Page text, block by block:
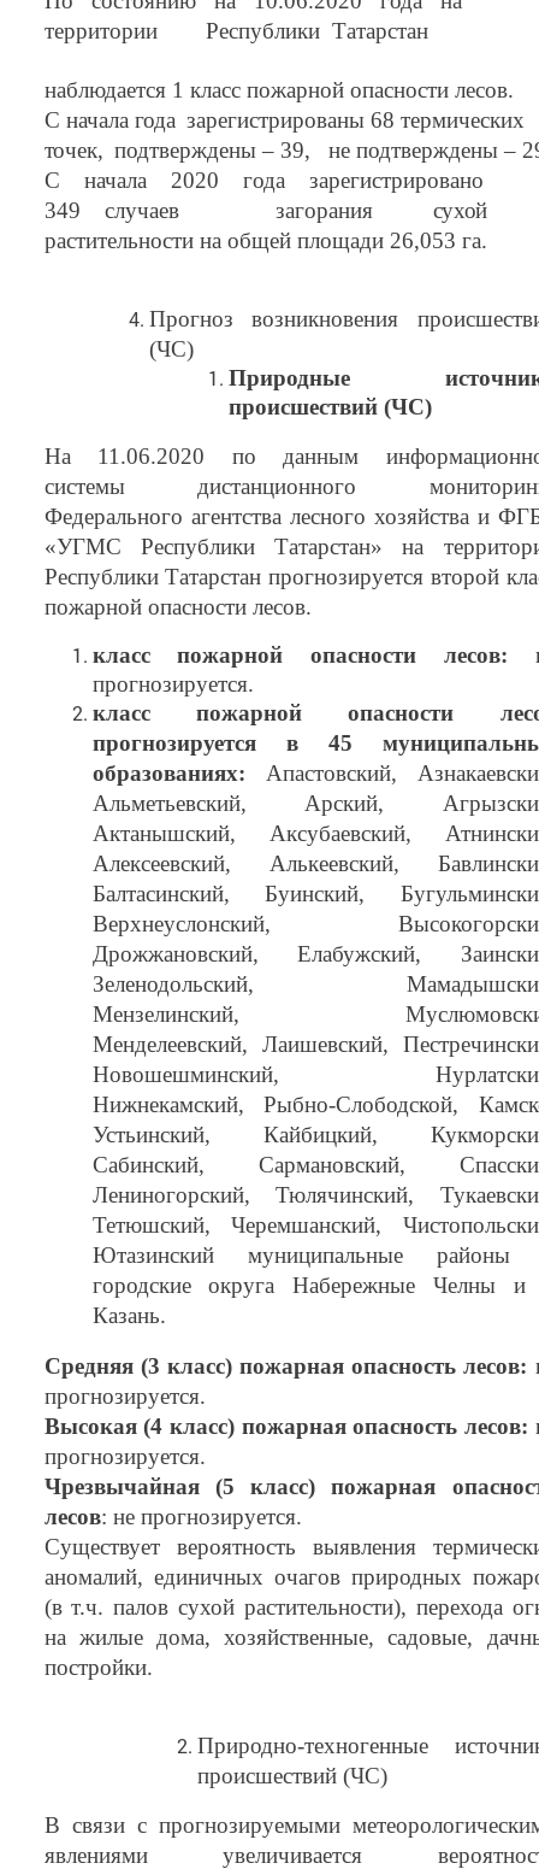
территории Республики Татарстан
наблюдается 1 класс пожарной опасности лесов.
С начала года зарегистрированы 68 термических
точек, подтверждены – 39, не подтверждены –
С начала 2020 года зарегистрировано
349 случаев загорания сухой
растительности на общей площади 26,053 га.
Прогноз возникновения
(ЧС)
Природные
происшествий (ЧС)
На 11.06.2020 по данным
системы дистанционного
Федерального агентства лесного хозяйства и
«УГМС Республики Татарстан» на
Республики Татарстан прогнозируется второй
пожарной опасности лесов.
класс пожарной опасности лесов:
прогнозируется.
класс пожарной опасности
прогнозируется в 45
образованиях: Апастовский,
Альметьевский, Арский,
Актанышский, Аксубаевский,
Алексеевский, Алькеевский,
Балтасинский, Буинский,
Верхнеуслонский,
Дрожжановский, Елабужский,
Зеленодольский,
Мензелинский,
Менделеевский, Лаишевский,
Новошешминский,
Нижнекамский, Рыбно-Слободской,
Устьинский, Кайбицкий,
Сабинский, Сармановский,
Лениногорский, Тюлячинский,
Тетюшский, Черемшанский,
Ютазинский муниципальные районы
городские округа Набережные Челны и
Казань.
Средняя (3 класс) пожарная опасность лесов:
прогнозируется.
Высокая (4 класс) пожарная опасность лесов:
прогнозируется.
Чрезвычайная (5 класс) пожарная
лесов: не прогнозируется.
Существует вероятность выявления
аномалий, единичных очагов природных
(в т.ч. палов сухой растительности), перехода
на жилые дома, хозяйственные, садовые,
постройки.
Природно-техногенные
происшествий (ЧС)
В связи с прогнозируемыми
явлениями увеличивается